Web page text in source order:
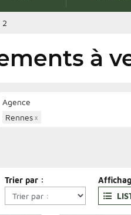
2
à
Agence
×
Rennes
Trier par :